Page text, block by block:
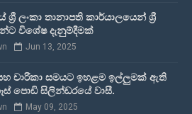
ශ්‍රී ලංකා තානාපති කාර්යාලයෙන් ශ්‍රී
විශේෂ දැනුම්දීමක්
Jun 13, 2025
චාරිකා සමයට ඉහළම ඉල්ලුමක් ඇති
පොඩි සිලින්ඩරයේ වාසී.
May 09, 2025